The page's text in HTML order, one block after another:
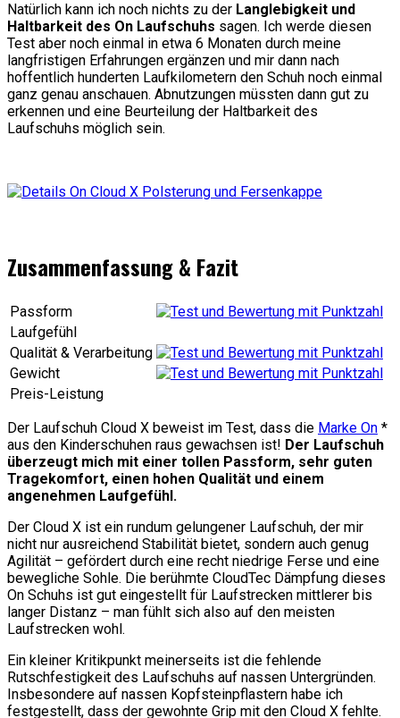
Natürlich kann ich noch nichts zu der Langlebigkeit und
Haltbarkeit des On Laufschuhs sagen. Ich werde diesen
Test aber noch einmal in etwa 6 Monaten durch meine
langfristigen Erfahrungen ergänzen und mir dann nach
hoffentlich hunderten Laufkilometern den Schuh noch einmal
ganz genau anschauen. Abnutzungen müssten dann gut zu
erkennen und eine Beurteilung der Haltbarkeit des
Laufschuhs möglich sein.
Zusammenfassung & Fazit
Passform
Laufgefühl
Qualität & Verarbeitung
Gewicht
Preis-Leistung
Der Laufschuh Cloud X beweist im Test, dass die Marke On *
aus den Kinderschuhen raus gewachsen ist! Der Laufschuh
überzeugt mich mit einer tollen Passform, sehr guten
Tragekomfort, einen hohen Qualität und einem
angenehmen Laufgefühl.
Der Cloud X ist ein rundum gelungener Laufschuh, der mir
nicht nur ausreichend Stabilität bietet, sondern auch genug
Agilität – gefördert durch eine recht niedrige Ferse und eine
bewegliche Sohle. Die berühmte CloudTec Dämpfung dieses
On Schuhs ist gut eingestellt für Laufstrecken mittlerer bis
langer Distanz – man fühlt sich also auf den meisten
Laufstrecken wohl.
Ein kleiner Kritikpunkt meinerseits ist die fehlende
Rutschfestigkeit des Laufschuhs auf nassen Untergründen.
Insbesondere auf nassen Kopfsteinpflastern habe ich
festgestellt, dass der gewohnte Grip mit den Cloud X fehlte.